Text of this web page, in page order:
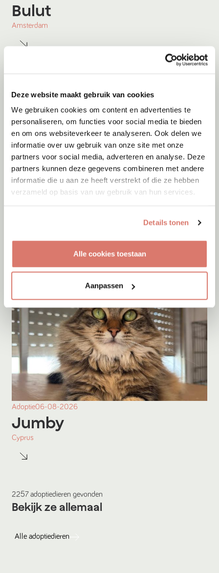
Deze website maakt gebruik van cookies
We gebruiken cookies om content en advertenties te
personaliseren, om functies voor social media te bieden
en om ons websiteverkeer te analyseren. Ook delen we
informatie over uw gebruik van onze site met onze
partners voor social media, adverteren en analyse. Deze
partners kunnen deze gegevens combineren met andere
informatie die u aan ze heeft verstrekt of die ze hebben
verzameld op basis van uw gebruik van hun services.
Details tonen
Alle cookies toestaan
Aanpassen
Bulut
Amsterdam
Adoptie06-08-2026
Jumby
Cyprus
2257 adoptiedieren gevonden
Bekijk ze allemaal
Alle adoptiedieren